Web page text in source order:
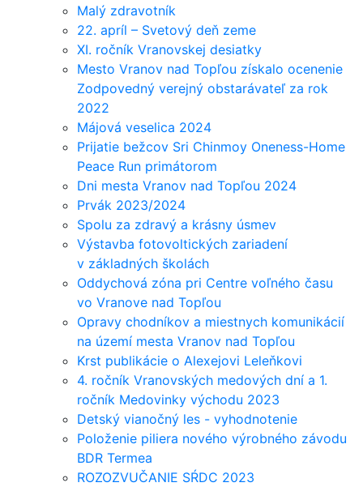
Malý zdravotník
22. apríl – Svetový deň zeme
XI. ročník Vranovskej desiatky
Mesto Vranov nad Topľou získalo ocenenie
Zodpovedný verejný obstarávateľ za rok
2022
Májová veselica 2024
Prijatie bežcov Sri Chinmoy Oneness-Home
Peace Run primátorom
Dni mesta Vranov nad Topľou 2024
Prvák 2023/2024
Spolu za zdravý a krásny úsmev
Výstavba fotovoltických zariadení
v základných školách
Oddychová zóna pri Centre voľného času
vo Vranove nad Topľou
Opravy chodníkov a miestnych komunikácií
na území mesta Vranov nad Topľou
Krst publikácie o Alexejovi Leleňkovi
4. ročník Vranovských medových dní a 1.
ročník Medovinky východu 2023
Detský vianočný les - vyhodnotenie
Položenie piliera nového výrobného závodu
BDR Termea
ROZOZVUČANIE SŔDC 2023